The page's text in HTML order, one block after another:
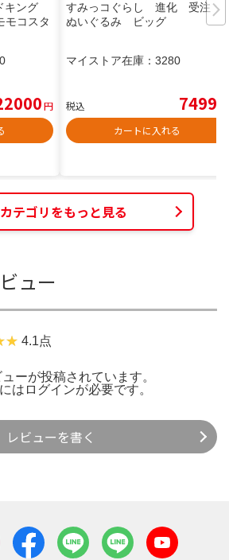
キング
コスタ
円
すみっコぐらし 進化 受注
ぬいぐるみ ビッグ
マイストア在庫： 3280
税込 7499
カートに入れる
テゴリをもっと見る
ュー
4.1点
ーが投稿されています。
は ログインが必要です。
レビューを書く